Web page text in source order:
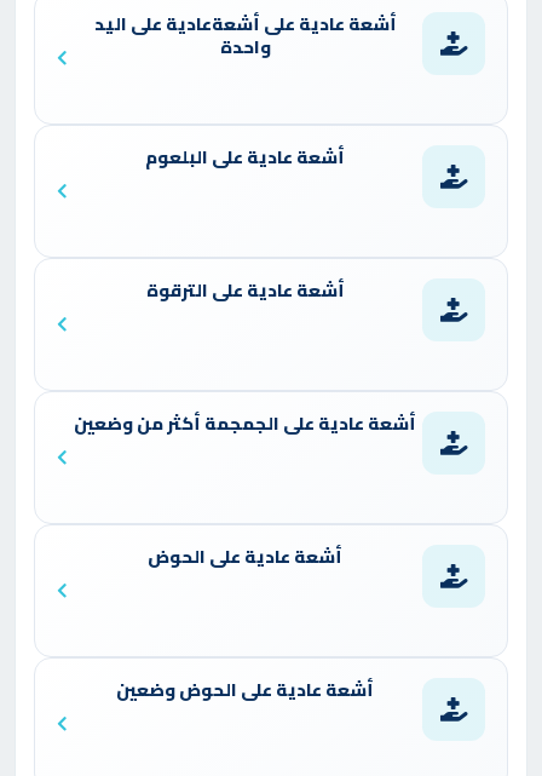
أشعة عادية على أشعةعادية على اليد
واحدة
أشعة عادية على البلعوم
أشعة عادية على الترقوة
أشعة عادية على الجمجمة أكثر من وضعين
أشعة عادية على الحوض
أشعة عادية على الحوض وضعين